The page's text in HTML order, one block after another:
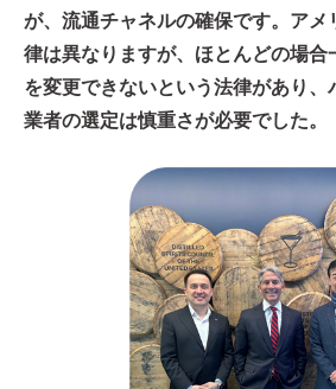
が、流通チャネルの確保です。アメ
律は異なりますが、ほとんどの場合
を変更できないという法律があり、
業者の選定は慎重さが必要でした。